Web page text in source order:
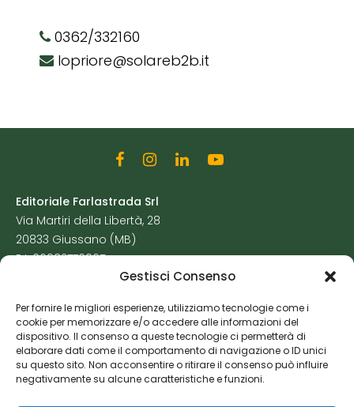
Gestisci Consenso
Per fornire le migliori esperienze, utilizziamo tecnologie come i
cookie per memorizzare e/o accedere alle informazioni del
dispositivo. Il consenso a queste tecnologie ci permetterà di
elaborare dati come il comportamento di navigazione o ID unici
su questo sito. Non acconsentire o ritirare il consenso può influire
negativamente su alcune caratteristiche e funzioni.
0362/332160
lopriore@solareb2b.it
Editoriale Farlastrada Srl
Via Martiri della Libertà, 28
20833 Giussano (MB)
P.I. 06982770965
Cookie Policy
Risorse Aggiuntive